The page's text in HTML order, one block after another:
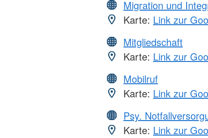
Migration und
Karte: Link zur
Mitgliedschaft
Karte: Link zur
Mobilruf
Karte: Link zur
Psy.
Karte: Link zur